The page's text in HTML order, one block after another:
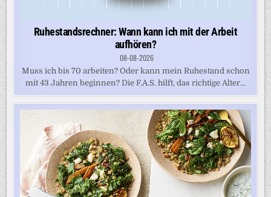
Ruhestandsrechner: Wann kann ich mit der Arbeit
aufhören?
08-08-2026
Muss ich bis 70 arbeiten? Oder kann mein Ruhestand schon
mit 43 Jahren beginnen? Die F.A.S. hilft, das richtige Alter...